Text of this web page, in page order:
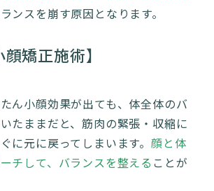
ンスを崩す原因となります。
顔矯正施術】
ん小顔効果が出ても、体全体のバ
たままだと、筋肉の緊張・収縮に
に元に戻ってしまいます。 顔と体
チして、バランスを整える ことが